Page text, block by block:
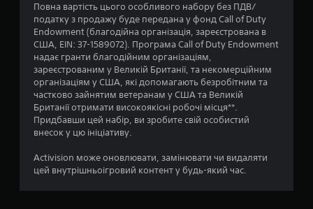
р
о
к
н
н
Повна вартість цього особливого набору без ПДВ/
податку з продажу буде передана у фонд Call of Duty
Endowment (благодійна організація, зареєстрована в
США, EIN: 37-1589072). Програма Call of Duty Endowment
надає гранти благодійним організаціям,
зареєстрованим у Великій Британії, та некомерційним
організаціям у США, які допомагають безробітним та
частково зайнятим ветеранам у США та Великій
Британії отримати високоякісні робочі місця**.
Придбавши цей набір, ви зробите свій особистий
внесок у цю ініціативу.
Activision може оновлювати, замінювати чи видаляти
цей внутрішньоігровий контент у будь-який час.